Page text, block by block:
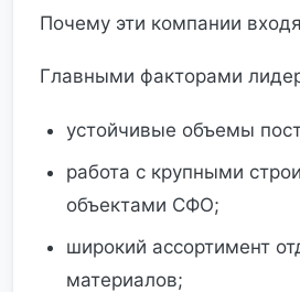
Почему эти компании
Главными факторами
устойчивые объемы
работа с крупными
объектами СФО;
широкий ассортимент
материалов;